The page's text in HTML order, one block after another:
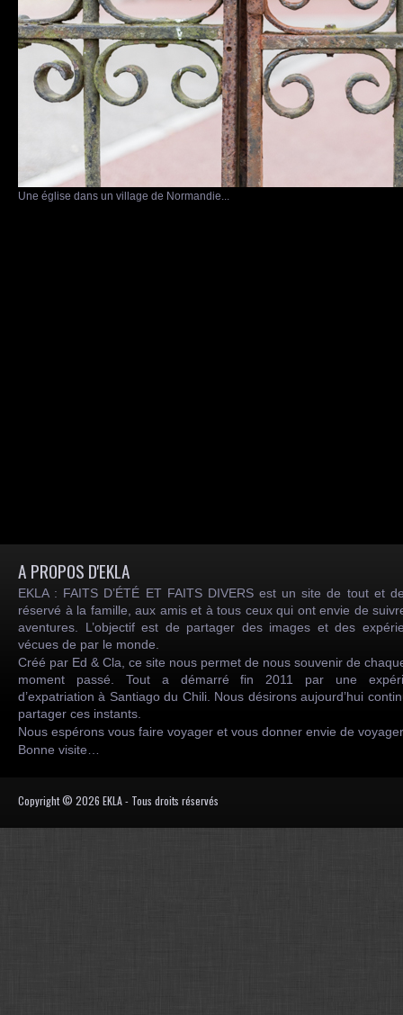
Une église dans un village de Normandie...
A PROPOS D'EKLA
EKLA : FAITS D’ÉTÉ ET FAITS DIVERS est un site de tout et
réservé à la famille, aux amis et à tous ceux qui ont envie de
aventures. L’objectif est de partager des images et des
vécues de par le monde.
Créé par Ed & Cla, ce site nous permet de nous souvenir de
moment passé. Tout a démarré fin 2011 par une
d’expatriation à Santiago du Chili. Nous désirons aujourd’hui
partager ces instants.
Nous espérons vous faire voyager et vous donner envie de
Bonne visite…
Copyright © 2026 EKLA - Tous droits réservés